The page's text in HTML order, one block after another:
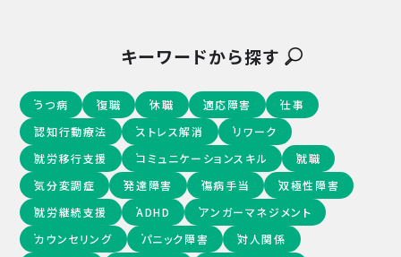
キーワードから探す
うつ病 復職 休職 適応障害
仕事
認知行動療法
ストレス解消
リワーク
就労移行支援
コミュニケーションスキル
就職
気分変調症
発達障害 傷病手当
双極性障害
就労継続支援
ADHD
アンガーマネジメント
カウンセリング
パニック障害
対人関係